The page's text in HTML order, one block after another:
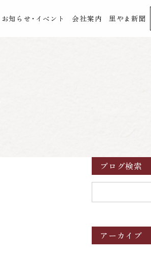
お知らせ・イベント 会社案内 里やま新聞
ブログ検索
アーカイブ